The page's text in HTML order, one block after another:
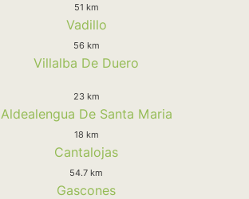
51 km
Vadillo
56 km
Villalba De Duero
23 km
Aldealengua De Santa Maria
18 km
Cantalojas
54.7 km
Gascones